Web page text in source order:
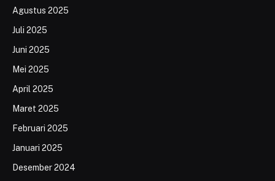
Agustus 2025
Juli 2025
Juni 2025
Mei 2025
April 2025
Maret 2025
Februari 2025
Januari 2025
Desember 2024